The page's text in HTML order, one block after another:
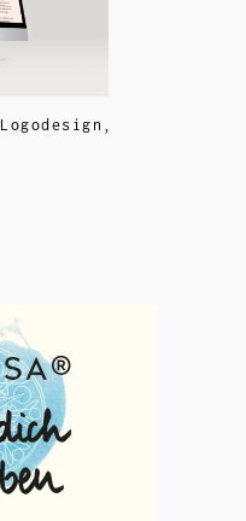
Logodesign